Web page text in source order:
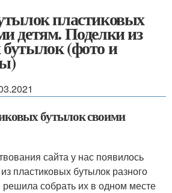
пластиковых
детям. Поделки из
(фото и
бутылок своими
сайта у нас появилось
пластиковых бутылок разного
собрать их в одном месте